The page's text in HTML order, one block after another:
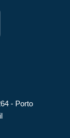
- Porto